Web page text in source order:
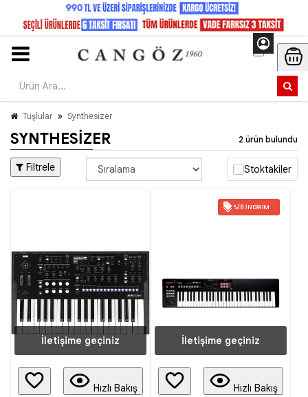
Tuşlular Synthesizer
SYNTHESIZER 2 ürün bulundu
Filtrele Stoktakiler
İletişime geçiniz
Hızlı Bakış
%18 İNDIRIM
İletişime geçiniz
Hızlı Bakış